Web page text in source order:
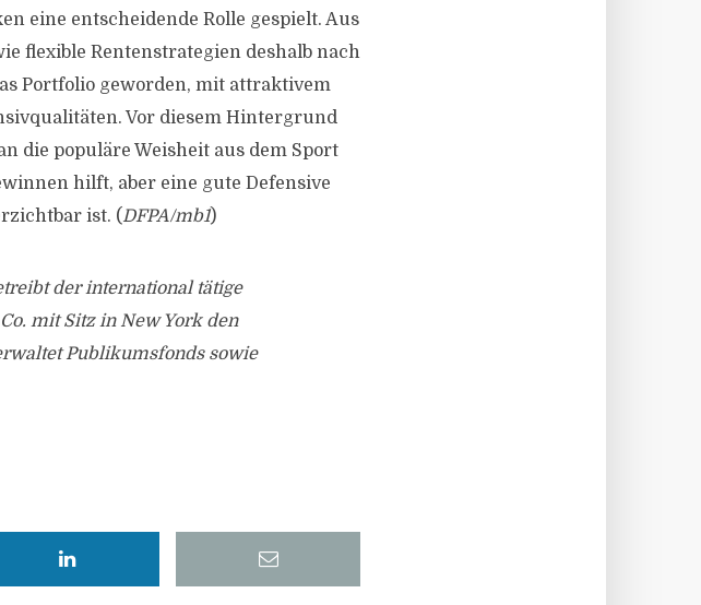
eine entscheidende Rolle gespielt. Aus
flexible Rentenstrategien deshalb nach
Portfolio geworden, mit attraktivem
Vor diesem Hintergrund
die populäre Weisheit aus dem Sport
hilft, aber eine gute Defensive
ist. (DFPA/mb1)
der international tätige
mit Sitz in New York den
Publikumsfonds sowie